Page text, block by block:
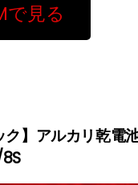
で見る
】アルカリ乾電